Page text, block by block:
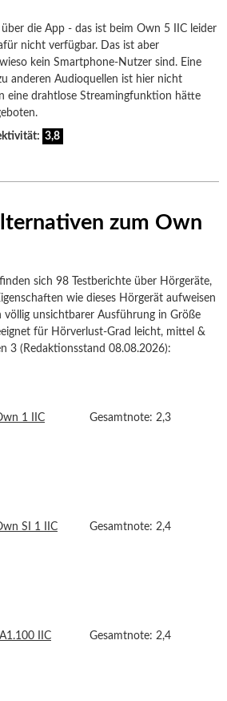
die App - das ist beim Own 5 IIC leider
nicht verfügbar. Das ist aber
kein Smartphone-Nutzer sind. Eine
anderen Audioquellen ist hier nicht
eine drahtlose Streamingfunktion hätte
3,8
zum Own
sich 98 Testberichte über Hörgeräte,
wie dieses Hörgerät aufweisen
unsichtbarer Ausführung in Größe
für Hörverlust-Grad leicht, mittel &
3 (Redaktionsstand 08.08.2026):
1 IIC Gesamtnote: 2,3
SI 1 IIC Gesamtnote: 2,4
IIC Gesamtnote: 2,4